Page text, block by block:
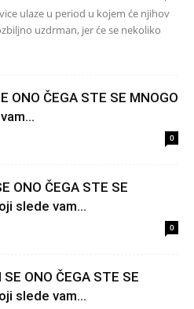
ulaze u period u kojem će njihov
uzdrman, jer će se nekoliko
ONO ČEGA STE SE MNOGO
0
ONO ČEGA STE SE
slede vam...
0
ONO ČEGA STE SE
slede vam...